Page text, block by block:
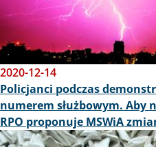
2020-12-14
Policjanci podczas
numerem służbowym. Aby
RPO proponuje MSWiA
Obraz